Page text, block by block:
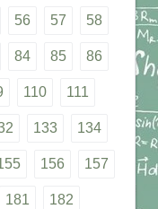
56 57 58
84 85 86
110 111
133 134
156 157
181 182